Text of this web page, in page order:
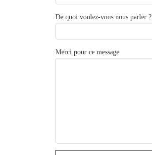
De quoi voulez-vous nous parler ?
Merci pour ce message